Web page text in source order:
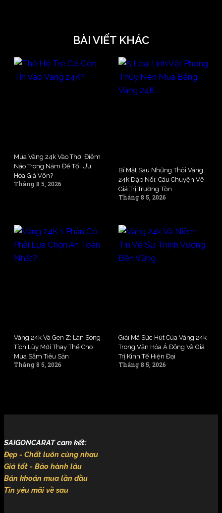
BÀI VIẾT KHÁC
Mua Vàng 24k Vào Thời Điểm
Nào Trong Năm Để Tối Ưu
Hóa Giá Vốn?
Tháng 8 5, 2026
Bí Mật Sau Những Thỏi Vàng
24k Dập Nổi: Câu Chuyện Về
Giá Trị Trường Tồn
Tháng 8 5, 2026
Vàng 24k Và Gen Z: Làn Sóng
Tích Lũy Mới Thay Thế Cho
Mua Sắm Tiêu Sản
Tháng 8 5, 2026
Giải Mã Sức Hút Của Vàng 24k
Trong Văn Hóa Á Đông Và Giá
Trị Kinh Tế Hiện Đại
Tháng 8 5, 2026
SAIGONCARAT cam kết:
Đẹp - Chất luôn cùng nhau
Giá tốt - Bảo hành lâu
Băn khoăn mua lần đầu
Tin yêu mãi về sau